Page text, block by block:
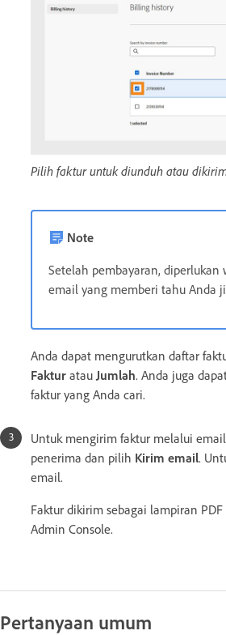
Pilih faktur untuk diunduh atau
Note
Setelah pembayaran,
email yang memberi tahu Anda
Anda dapat mengurutkan daftar
Faktur atau Jumlah. Anda juga
faktur yang Anda cari.
Untuk mengirim faktur melalui
penerima dan pilih Kirim email.
email.
Faktur dikirim sebagai lampiran
Admin Console.
Pertanyaan umum